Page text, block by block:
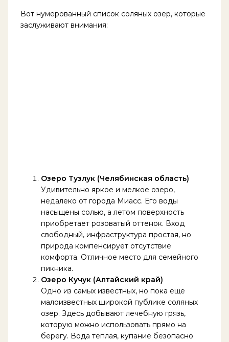
Вот нумерованный список соляных озер, которые
заслуживают внимания:
Озеро Тузлук (Челябинская область)
Удивительно яркое и мелкое озеро,
недалеко от города Миасс. Его воды
насыщены солью, а летом поверхность
приобретает розоватый оттенок. Вход
свободный, инфраструктура простая, но
природа компенсирует отсутствие
комфорта. Отличное место для семейного
пикника.
Озеро Кучук (Алтайский край)
Одно из самых известных, но пока еще
малоизвестных широкой публике соляных
озер. Здесь добывают лечебную грязь,
которую можно использовать прямо на
берегу. Вода теплая, купание безопасно